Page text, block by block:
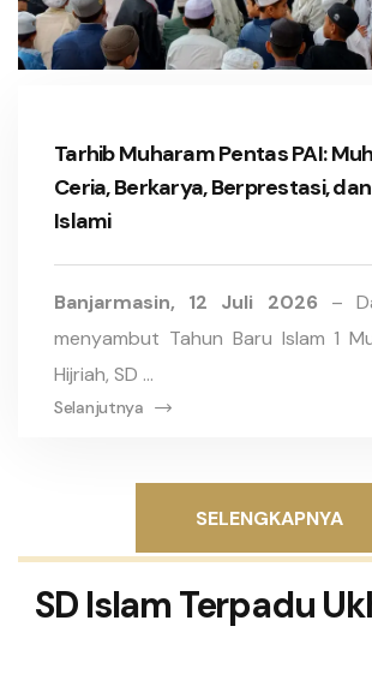
Tarhib Muharam Pentas PAI:
Ceria, Berkarya, Berprestasi,
Islami
Banjarmasin, 12 Juli 2026 –
menyambut Tahun Baru Islam 1
Hijriah, SD ...
Selanjutnya
SELENGKAPNYA
SD Islam Terpadu